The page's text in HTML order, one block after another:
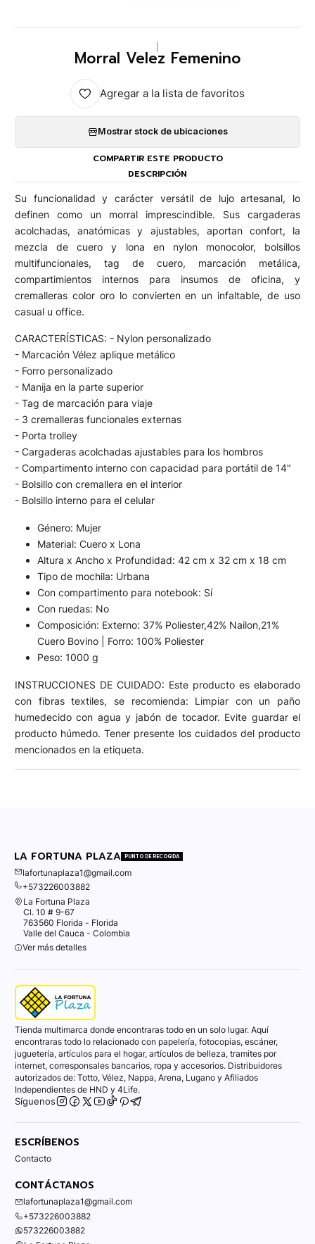
Morral Velez Femenino
Agregar a la lista de favoritos
Mostrar stock de ubicaciones
COMPARTIR ESTE PRODUCTO
DESCRIPCIÓN
Su funcionalidad y carácter versátil de lujo artesanal, lo
definen como un morral imprescindible. Sus cargaderas
acolchadas, anatómicas y ajustables, aportan confort, la
mezcla de cuero y lona en nylon monocolor, bolsillos
multifuncionales, tag de cuero, marcación metálica,
compartimientos internos para insumos de oficina, y
cremalleras color oro lo convierten en un infaltable, de uso
casual u office.
CARACTERÍSTICAS: - Nylon personalizado
- Marcación Vélez aplique metálico
- Forro personalizado
- Manija en la parte superior
- Tag de marcación para viaje
- 3 cremalleras funcionales externas
- Porta trolley
- Cargaderas acolchadas ajustables para los hombros
- Compartimento interno con capacidad para portátil de 14"
- Bolsillo con cremallera en el interior
- Bolsillo interno para el celular
Género: Mujer
Material: Cuero x Lona
Altura x Ancho x Profundidad: 42 cm x 32 cm x 18 cm
Tipo de mochila: Urbana
Con compartimento para notebook: Sí
Con ruedas: No
Composición: Externo: 37% Poliester,42% Nailon,21%
Cuero Bovino | Forro: 100% Poliester
Peso: 1000 g
INSTRUCCIONES DE CUIDADO: Este producto es elaborado
con fibras textiles, se recomienda: Limpiar con un paño
humedecido con agua y jabón de tocador. Evite guardar el
producto húmedo. Tener presente los cuidados del producto
mencionados en la etiqueta.
LA FORTUNA PLAZA PUNTO DE RECOGIDA
lafortunaplaza1@gmail.com
+573226003882
La Fortuna Plaza
Cl. 10 # 9-67
763560 Florida - Florida
Valle del Cauca - Colombia
Ver más detalles
Tienda multimarca donde encontraras todo en un solo lugar. Aquí
encontraras todo lo relacionado con papelería, fotocopias, escáner,
juguetería, artículos para el hogar, artículos de belleza, tramites por
internet, corresponsales bancarios, ropa y accesorios. Distribuidores
autorizados de: Totto, Vélez, Nappa, Arena, Lugano y Afiliados
Independientes de HND y 4Life.
Síguenos
ESCRÍBENOS
Contacto
CONTÁCTANOS
lafortunaplaza1@gmail.com
+573226003882
573226003882